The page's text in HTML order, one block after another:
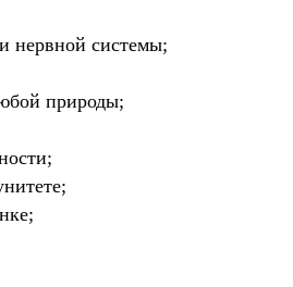
нервной системы;
природы;